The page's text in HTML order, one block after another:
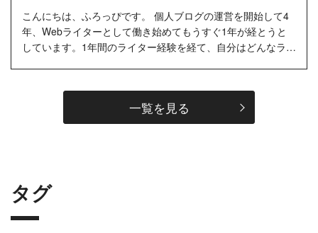
こんにちは、ふろっぴです。 個人ブログの運営を開始して4
年、Webライターとして働き始めてもうすぐ1年が経とうと
しています。1年間のライター経験を経て、自分はどんなライ
一覧を見る
タグ